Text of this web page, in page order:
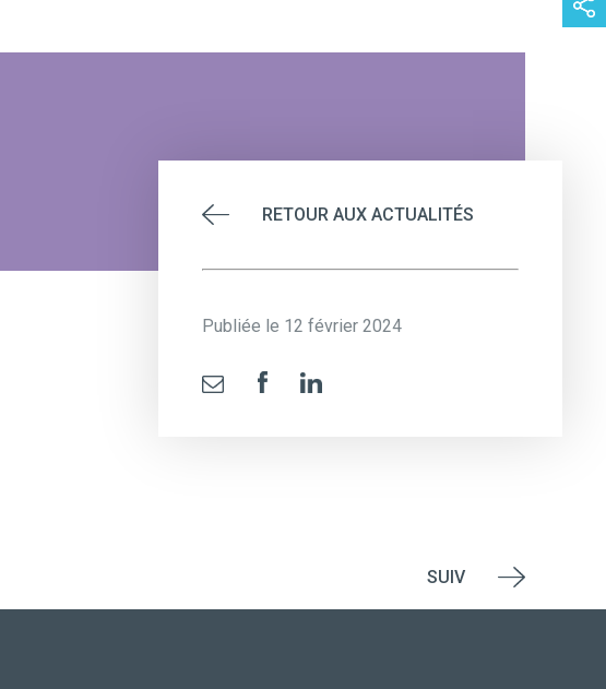
RETOUR AUX ACTUALITÉS
Publiée le 12 février 2024
SUIV